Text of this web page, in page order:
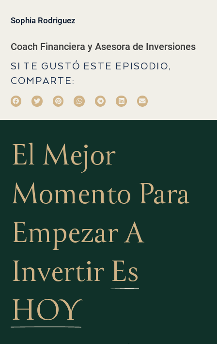
Sophia Rodriguez
Coach Financiera y Asesora de Inversiones
SI TE GUSTÓ ESTE EPISODIO,
COMPARTE:
El Mejor
Momento Para
Empezar A
Invertir Es
HOY